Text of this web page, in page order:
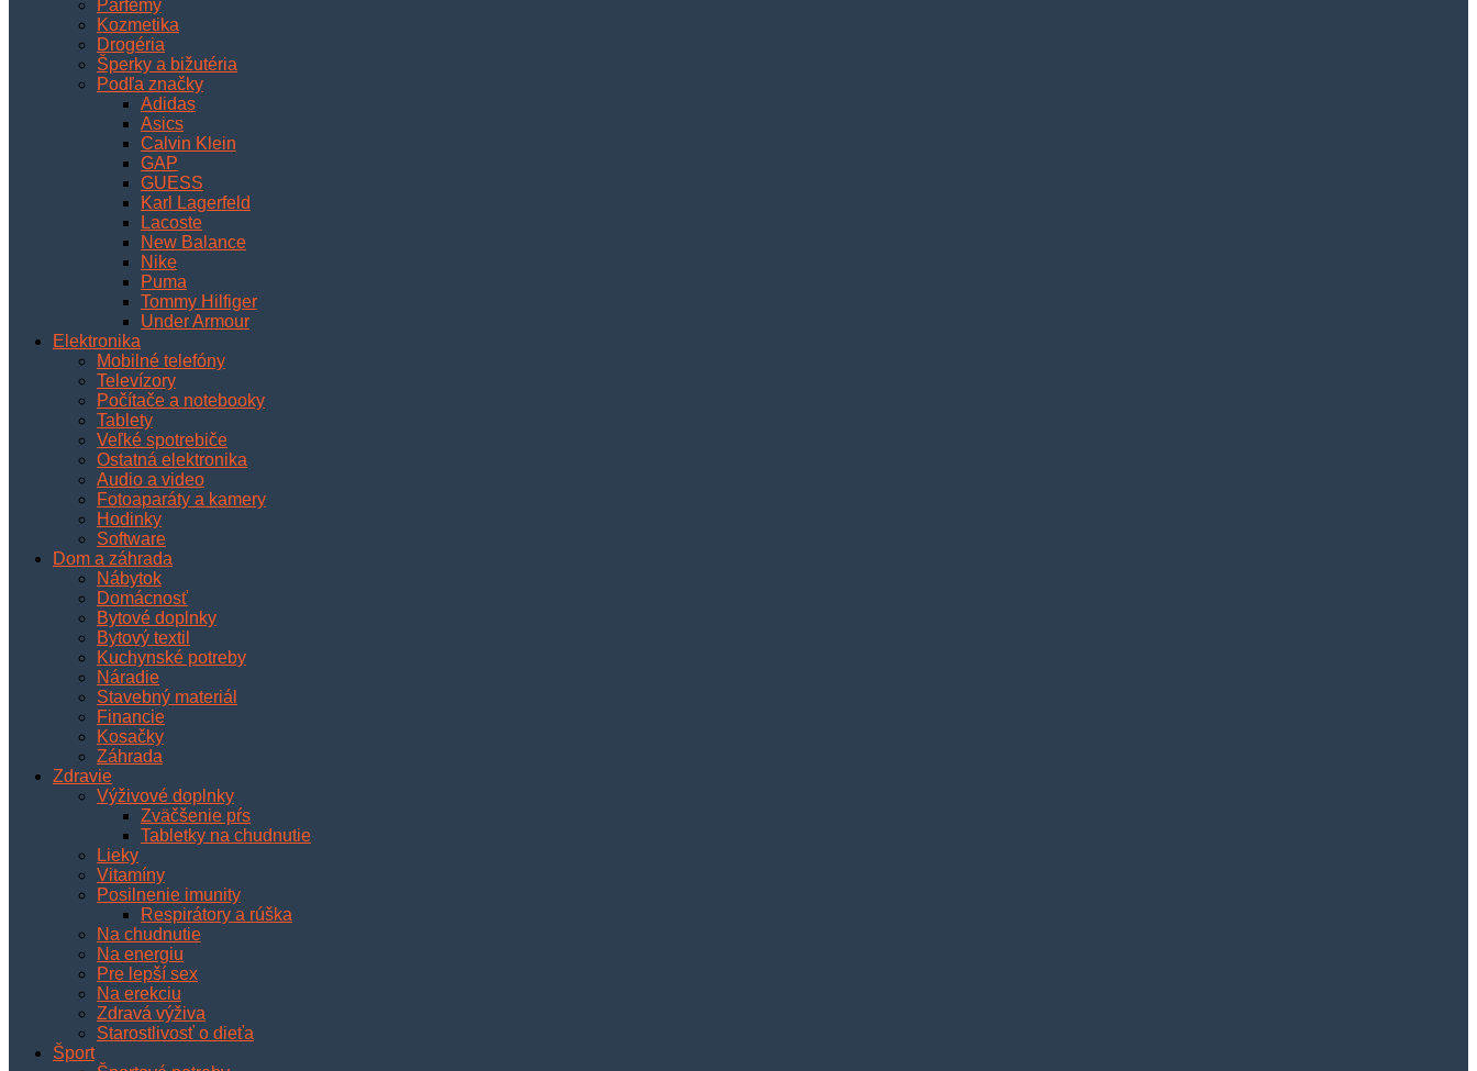
Parfémy
Kozmetika
Drogéria
Šperky a bižutéria
Podľa značky
Adidas
Asics
Calvin Klein
GAP
GUESS
Karl Lagerfeld
Lacoste
New Balance
Nike
Puma
Tommy Hilfiger
Under Armour
Elektronika
Mobilné telefóny
Televízory
Počítače a notebooky
Tablety
Veľké spotrebiče
Ostatná elektronika
Audio a video
Fotoaparáty a kamery
Hodinky
Software
Dom a záhrada
Nábytok
Domácnosť
Bytové doplnky
Bytový textil
Kuchynské potreby
Náradie
Stavebný materiál
Financie
Kosačky
Záhrada
Zdravie
Výživové doplnky
Zväčšenie pŕs
Tabletky na chudnutie
Lieky
Vitamíny
Posilnenie imunity
Respirátory a rúška
Na chudnutie
Na energiu
Pre lepší sex
Na erekciu
Zdravá výživa
Starostlivosť o dieťa
Šport